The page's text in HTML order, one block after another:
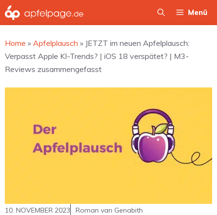
Zum
Inhalt
Menü
Home » Apfelplausch » JETZT im neuen Apfelplausch:
Verpasst Apple KI-Trends? | iOS 18 verspätet? | M3-
Reviews zusammengefasst
10. NOVEMBER 2023 Roman van Genabith